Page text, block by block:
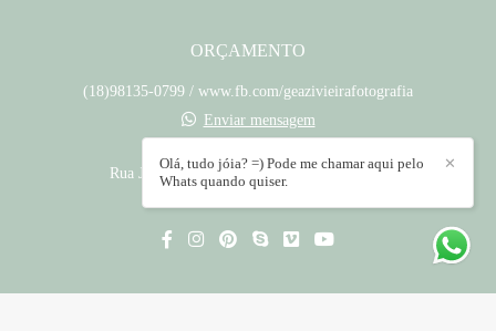
ORÇAMENTO
(18)98135-0799 / www.fb.com/geazivieirafotografia
Enviar mensagem
Rua José Pinheiro, 182 - Jardim Santa Clara
✕
Olá, tudo jóia? =) Pode me chamar aqui pelo
Whats quando quiser.